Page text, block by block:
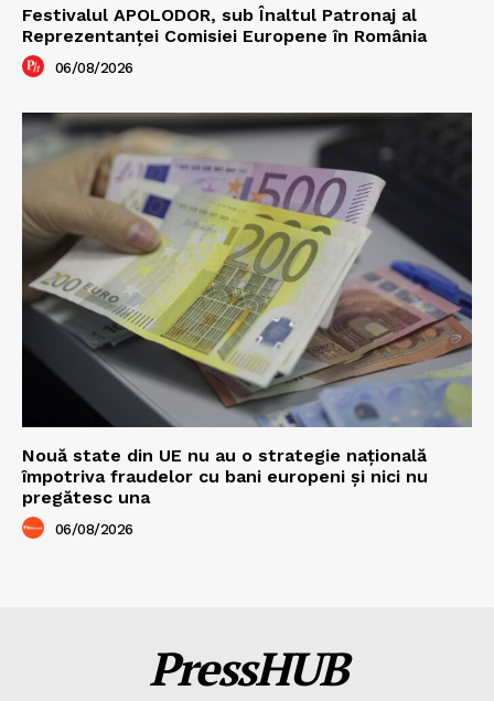
Festivalul APOLODOR, sub Înaltul Patronaj al
Reprezentanței Comisiei Europene în România
06/08/2026
Nouă state din UE nu au o strategie națională
împotriva fraudelor cu bani europeni și nici nu
pregătesc una
06/08/2026
PressHUB